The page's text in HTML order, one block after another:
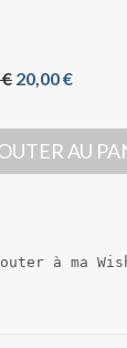
€ L
p
r
i
i
20,00 €L
p
r
i
t
AU
à ma